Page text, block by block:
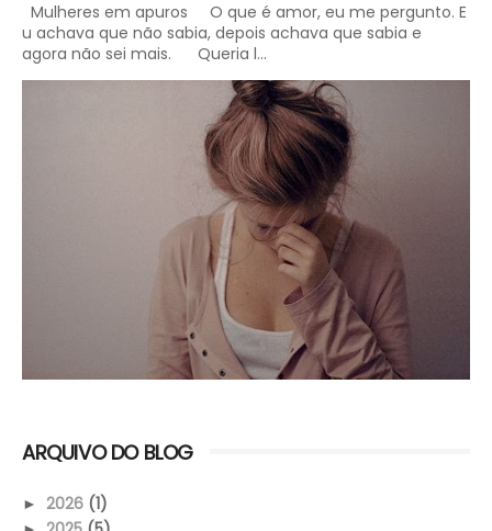
Mulheres em apuros O que é amor, eu me pergunto. E
u achava que não sabia, depois achava que sabia e
agora não sei mais. Queria l...
ARQUIVO DO BLOG
► 2026 (1)